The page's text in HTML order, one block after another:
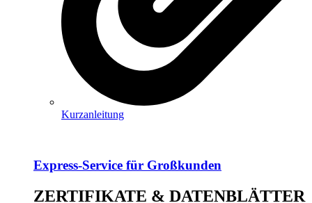
Kurzanleitung
Express-Service für Großkunden
ZERTIFIKATE & DATENBLÄTTER